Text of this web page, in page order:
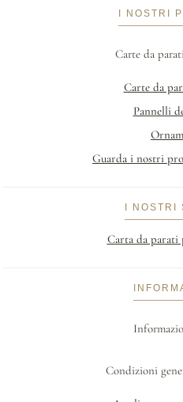
I NOSTRI
Carte da
Carte da
Pannelli
Guarda i nostri
I NOSTRI
Carta da parati
Condizioni